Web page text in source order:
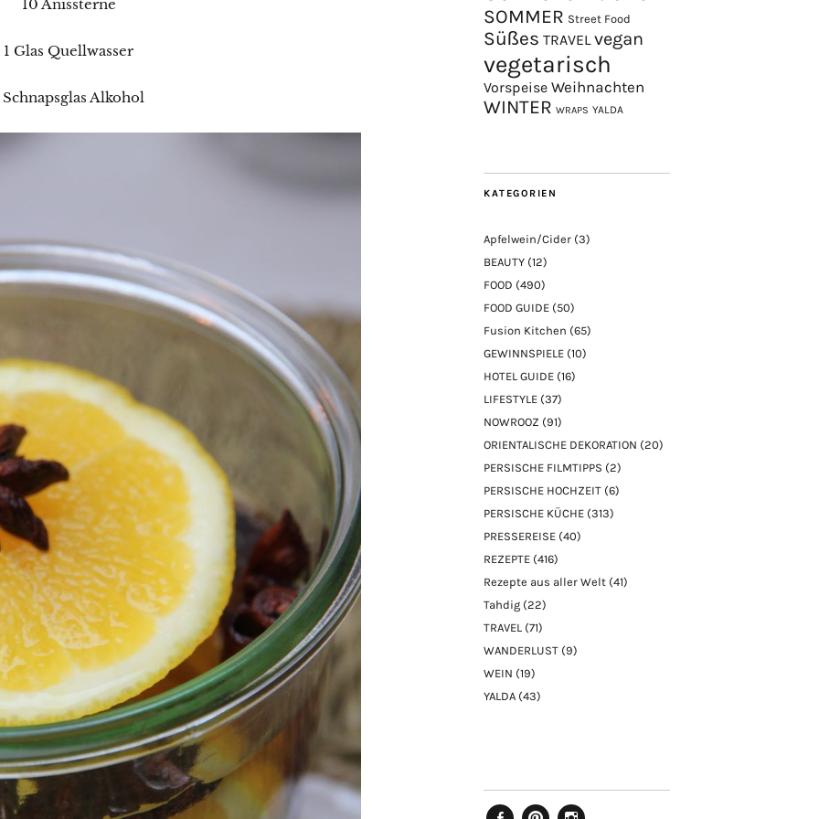
10 Anissterne
1 Glas Quellwasser
Schnapsglas Alkohol
SOMMER Street Food
Süßes TRAVEL vegan
vegetarisch
Vorspeise Weihnachten
WINTER WRAPS YALDA
KATEGORIEN
Apfelwein/Cider (3)
BEAUTY (12)
FOOD (490)
FOOD GUIDE (50)
Fusion Kitchen (65)
GEWINNSPIELE (10)
HOTEL GUIDE (16)
LIFESTYLE (37)
NOWROOZ (91)
ORIENTALISCHE DEKORATION (20)
PERSISCHE FILMTIPPS (2)
PERSISCHE HOCHZEIT (6)
PERSISCHE KÜCHE (313)
PRESSEREISE (40)
REZEPTE (416)
Rezepte aus aller Welt (41)
Tahdig (22)
TRAVEL (71)
WANDERLUST (9)
WEIN (19)
YALDA (43)